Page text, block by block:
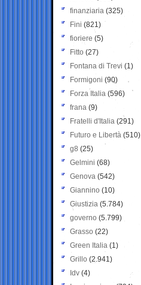
finanziaria (325)
Fini (821)
fioriere (5)
Fitto (27)
Fontana di Trevi (1)
Formigoni (90)
Forza Italia (596)
frana (9)
Fratelli d'Italia (291)
Futuro e Libertà (510)
g8 (25)
Gelmini (68)
Genova (542)
Giannino (10)
Giustizia (5.784)
governo (5.799)
Grasso (22)
Green Italia (1)
Grillo (2.941)
Idv (4)